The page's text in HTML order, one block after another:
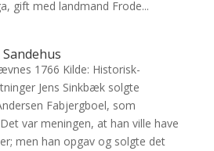
gift med landmand Frode...
1766 Kilde: Historisk-
Jens Sinkbæk solgte
Fabjergboel, som
var meningen, at han ville have
men han opgav og solgte det